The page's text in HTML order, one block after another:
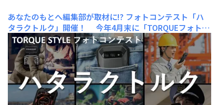
あなたのもとへ編集部が取材に!? フォトコンテスト「ハ
タラクトルク」開催！
今年4月末に「TORQUEフォト」
メニューの投稿が累計1万件を突破しました！いつもたく
さんの投稿ありがとうございます。 皆さんの投稿やコミ
ュニティアンケートから、TORQUEをお仕事でも活用して
いる方が多くいらっしゃることが分かりました。 そこ
で、仕事現場で活躍するTORQUEにフォーカスをあて、